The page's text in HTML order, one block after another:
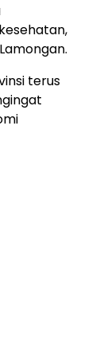
terus